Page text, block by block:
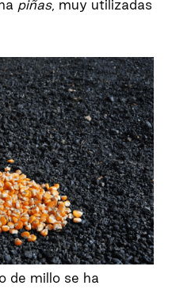
piñas, muy utilizadas
de millo se ha